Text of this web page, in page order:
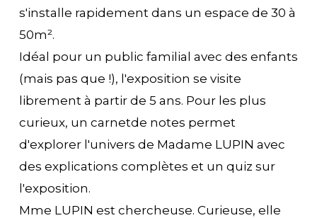
s'installe rapidement dans un espace de 30 à
50m².
Idéal pour un public familial avec des enfants
(mais pas que !), l'exposition se visite
librement à partir de 5 ans. Pour les plus
curieux, un carnetde notes permet
d'explorer l'univers de Madame LUPIN avec
des explications complètes et un quiz sur
l'exposition.
Mme LUPIN est chercheuse. Curieuse, elle